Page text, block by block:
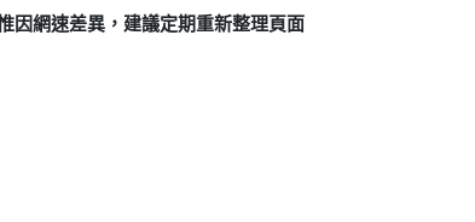
因網速差異，建議定期重新整理頁面